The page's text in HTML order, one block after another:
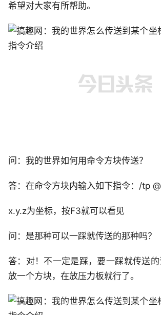
希望对大家有所帮助。
问：我的世界如何用命令方块传送？
答：在命令方块内输入如下指令：/tp
x.y.z为坐标，按F3就可以看见
问：是那种可以一踩就传送的那种吗？
答：对！不一定是踩，要一踩就传送
放一个方块，在放压力板就行了。